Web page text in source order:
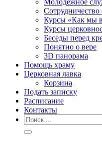
Молодежное
Курсы «Как мы
Курсы
Беседы перед
Понятно о вере
3D панорама
Помощь храму
Церковная лавка
Корзина
Подать записку
Расписание
Контакты